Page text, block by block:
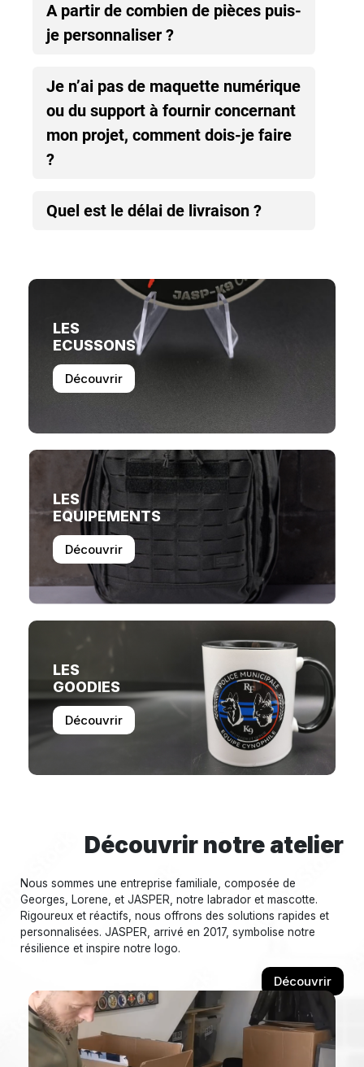
A partir de combien de pièces puis-
je personnaliser ?
Je n’ai pas de maquette numérique
ou du support à fournir concernant
mon projet, comment dois-je faire
?
Quel est le délai de livraison ?
LES
ECUSSONS
Découvrir
LES
EQUIPEMENTS
Découvrir
LES
GOODIES
Découvrir
Découvrir notre atelier
Nous sommes une entreprise familiale, composée de
Georges, Lorene, et JASPER, notre labrador et mascotte.
Rigoureux et réactifs, nous offrons des solutions rapides et
personnalisées. JASPER, arrivé en 2017, symbolise notre
résilience et inspire notre logo.
Découvrir